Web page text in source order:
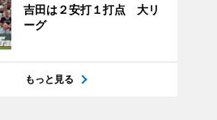
吉田は２安打１打点 大リ
ーグ
もっと見る